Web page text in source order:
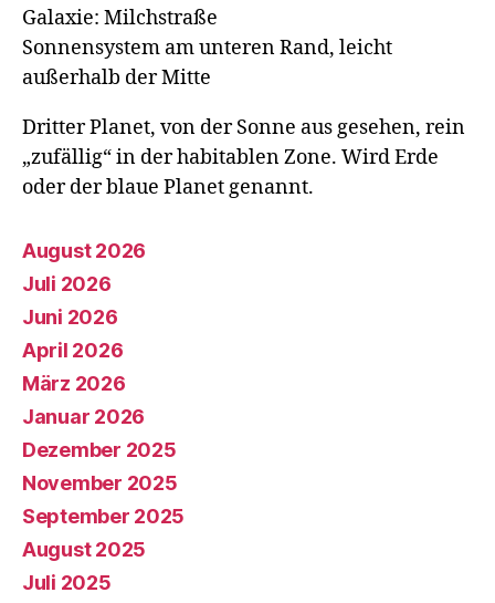
Galaxie: Milchstraße
Sonnensystem am unteren Rand, leicht
außerhalb der Mitte
Dritter Planet, von der Sonne aus gesehen, rein
„zufällig“ in der habitablen Zone. Wird Erde
oder der blaue Planet genannt.
August 2026
Juli 2026
Juni 2026
April 2026
März 2026
Januar 2026
Dezember 2025
November 2025
September 2025
August 2025
Juli 2025